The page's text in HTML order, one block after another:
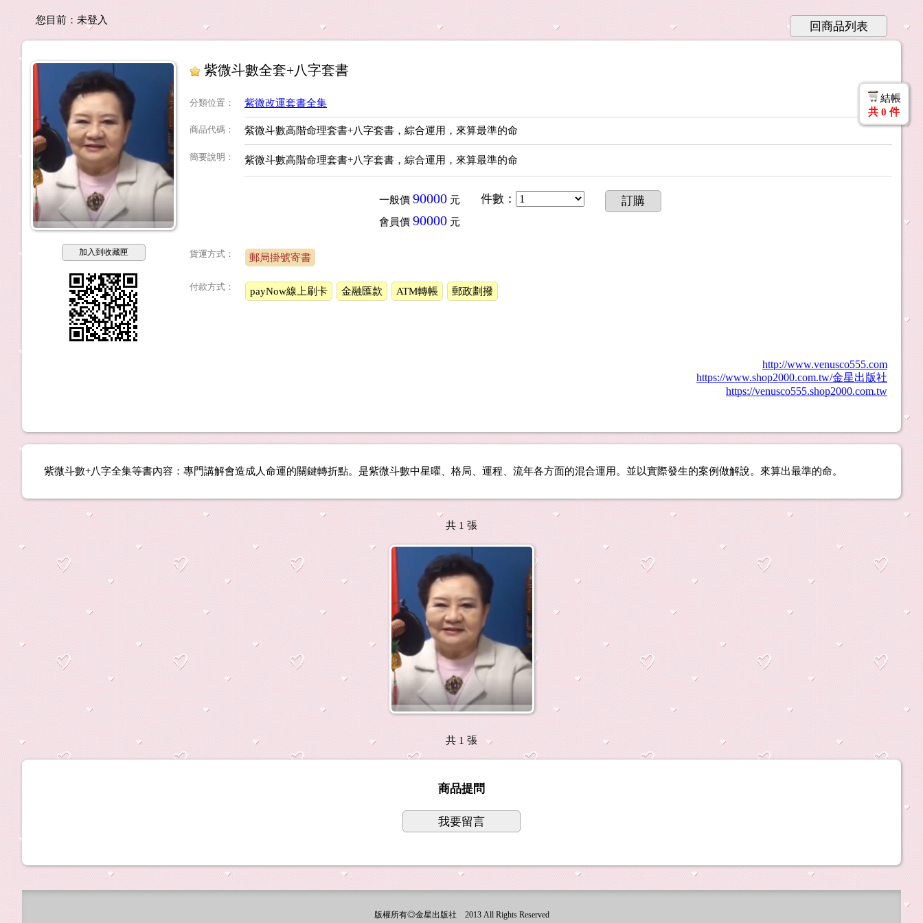
您目前： 未登入 回商品列表
加入到收藏匣
紫微斗數全套+八字套書
分類位置 ： 紫微改運套書全集
商品代碼 ： 紫微斗數高階命理套書+八字套書，綜合運用，來算最準的命
簡要說明 ： 紫微斗數高階命理套書+八字套書，綜合運用，來算最準的命
一般價 90000 元
會員價 90000 元
件數 ： 訂購
貨運方式： 郵局掛號寄書
付款方式： payNow線上刷卡 金融匯款 ATM轉帳 郵政劃撥
http://www.venusco555.com
https://www.shop2000.com.tw/金星出版社
https://venusco555.shop2000.com.tw
結帳
共 0 件
紫微斗數+八字全集等書內容：專門講解會造成人命運的關鍵轉折點。是紫微斗數中星曜、格局、運程、流年各方面的混合運用。並以實際發生的案例做解說。來算出最準的命。
共 1 張
共 1 張
商品提問
我要留言
版權所有◎金星出版社 2013 All Rights Reserved